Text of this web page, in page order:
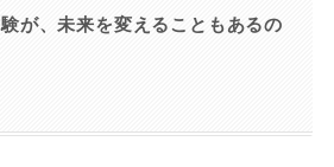
が、未来を変えることもあるの